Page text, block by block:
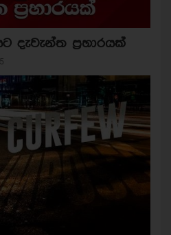
දැවැන්ත ප්‍රහාරයක්